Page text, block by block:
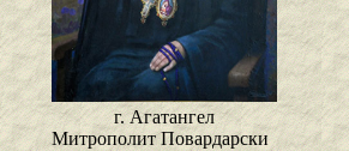
г. Агатангел
Митрополит Повардарски